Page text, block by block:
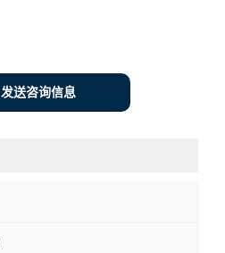
发送咨询信息